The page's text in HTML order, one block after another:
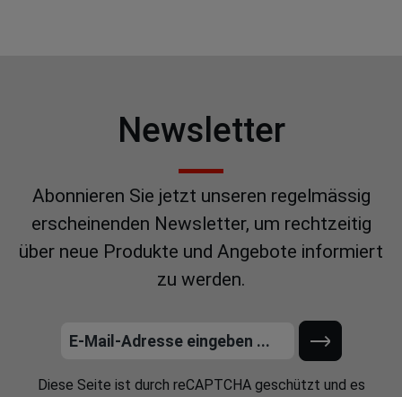
Newsletter
Abonnieren Sie jetzt unseren regelmässig
erscheinenden Newsletter, um rechtzeitig
über neue Produkte und Angebote informiert
zu werden.
Diese Seite ist durch reCAPTCHA geschützt und es